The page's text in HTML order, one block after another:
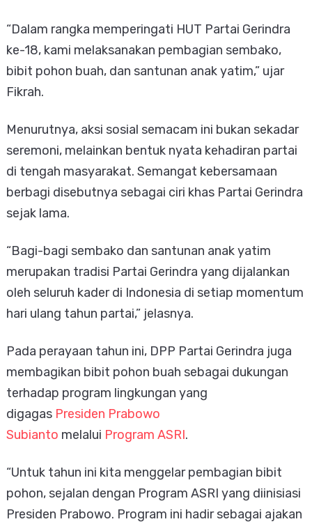
“Dalam rangka memperingati HUT Partai Gerindra
ke-18, kami melaksanakan pembagian sembako,
bibit pohon buah, dan santunan anak yatim,” ujar
Fikrah.
Menurutnya, aksi sosial semacam ini bukan sekadar
seremoni, melainkan bentuk nyata kehadiran partai
di tengah masyarakat. Semangat kebersamaan
berbagi disebutnya sebagai ciri khas Partai Gerindra
sejak lama.
“Bagi-bagi sembako dan santunan anak yatim
merupakan tradisi Partai Gerindra yang dijalankan
oleh seluruh kader di Indonesia di setiap momentum
hari ulang tahun partai,” jelasnya.
Pada perayaan tahun ini, DPP Partai Gerindra juga
membagikan bibit pohon buah sebagai dukungan
terhadap program lingkungan yang
digagas Presiden Prabowo
Subianto melalui Program ASRI.
“Untuk tahun ini kita menggelar pembagian bibit
pohon, sejalan dengan Program ASRI yang diinisiasi
Presiden Prabowo. Program ini hadir sebagai ajakan